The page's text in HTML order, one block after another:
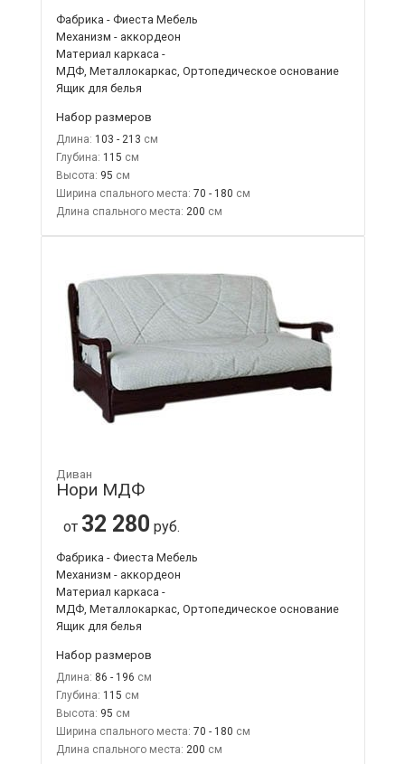
Фабрика - Фиеста Мебель
Механизм - аккордеон
Материал каркаса -
МДФ, Металлокаркас, Ортопедическое основание
Ящик для белья
Набор размеров
Длина: 103 - 213
Глубина: 115
Высота: 95
Ширина спального места: 70 - 180
Длина спального места: 200
Диван
Нори МДФ
от 32 280 руб.
Фабрика - Фиеста Мебель
Механизм - аккордеон
Материал каркаса -
МДФ, Металлокаркас, Ортопедическое основание
Ящик для белья
Набор размеров
Длина: 86 - 196
Глубина: 115
Высота: 95
Ширина спального места: 70 - 180
Длина спального места: 200